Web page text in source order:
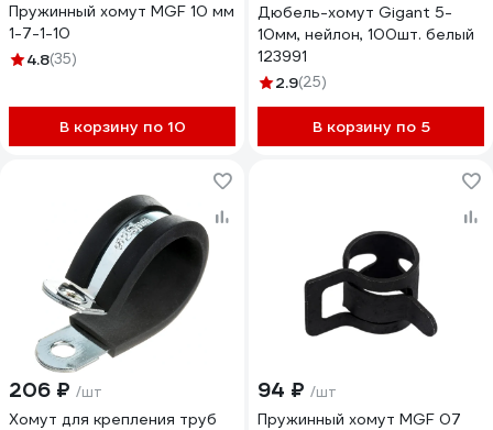
Пружинный хомут MGF 10 мм
1-7-1-10
4.8(35)
В корзину по 10
Дюбель-хомут Gigant 5-
10мм, нейлон, 100шт. белый
123991
2.9(25)
В корзину по 5
206 ₽ /шт
Хомут для крепления труб
94 ₽ /шт
Пружинный хомут MGF 07